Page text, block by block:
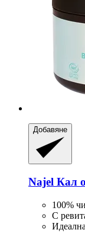
Добавяне
Najel Кал
100%
С